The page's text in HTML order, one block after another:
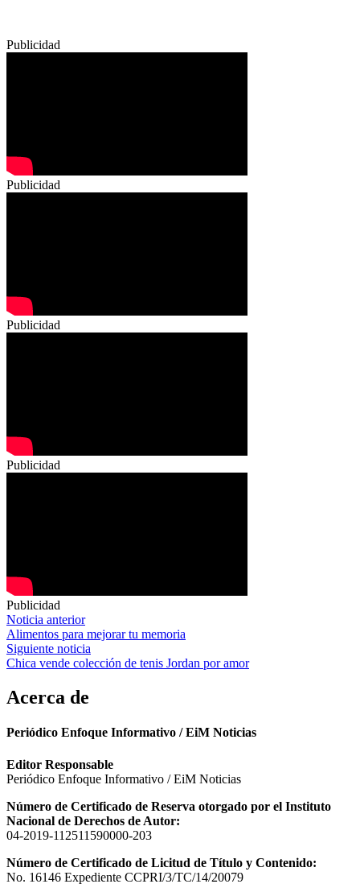
Publicidad
Publicidad
Publicidad
Publicidad
Publicidad
Navegación
de
entradas
Noticia anterior
Alimentos para mejorar tu memoria
Siguiente noticia
Chica vende colección de tenis Jordan por amor
Acerca de
Periódico Enfoque Informativo / EiM Noticias
Editor Responsable
Periódico Enfoque Informativo / EiM Noticias
Número de Certificado de Reserva otorgado por el Instituto
Nacional de Derechos de Autor:
04-2019-112511590000-203
Número de Certificado de Licitud de Título y Contenido:
No. 16146 Expediente CCPRI/3/TC/14/20079